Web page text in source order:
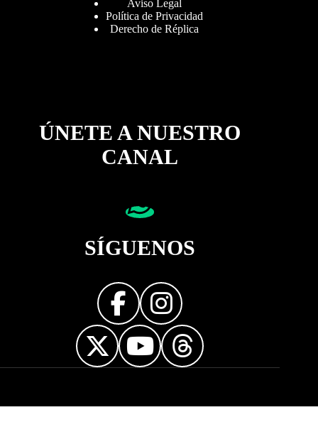
Aviso Legal
Política de Privacidad
Derecho de Réplica
ÚNETE A NUESTRO
CANAL
SÍGUENOS